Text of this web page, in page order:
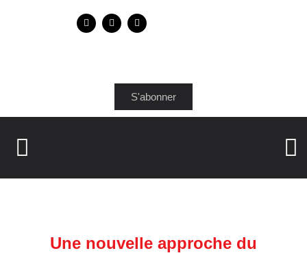
S'abonner
Une nouvelle approche du